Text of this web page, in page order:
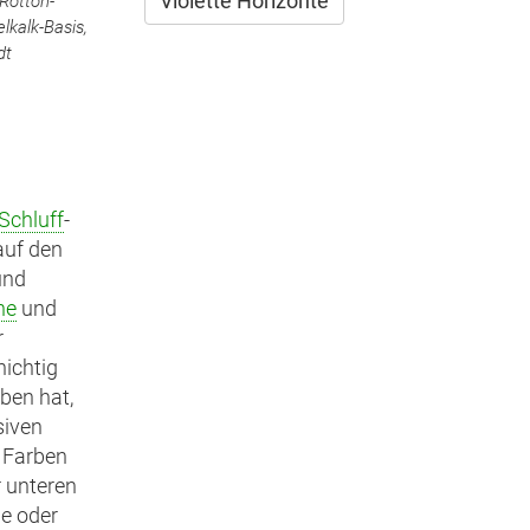
Basis,
-
den
und
hat,
unteren
oder